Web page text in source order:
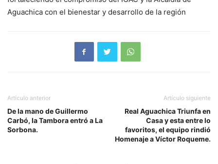
Aguachica con el bienestar y desarrollo de la región
Artículo anterior
De la mano de Guillermo
Carbó, la Tambora entró a La
Sorbona.
Artículo siguiente
Real Aguachica Triunfa en
Casa y esta entre lo
favoritos, el equipo rindió
Homenaje a Víctor Roqueme.